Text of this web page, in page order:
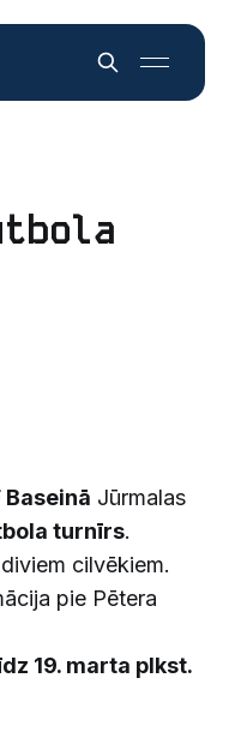
Baseinā Jūrmalas
turnīrs.
cilvēkiem.
pie Pētera
19. marta plkst.